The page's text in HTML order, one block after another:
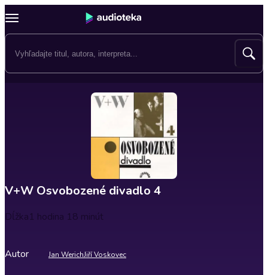
V+W Osvobozené divadlo 4
Dĺžka1 hodina 18 minút
Autor Jan WerichJiří Voskovec